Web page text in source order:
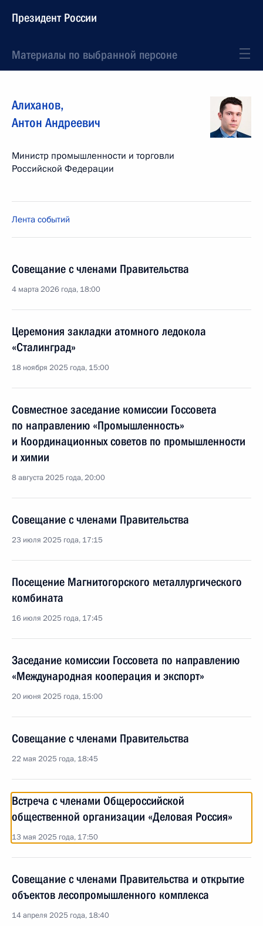
Президент России
Материалы по выбранной персоне
Алиханов,
Антон Андреевич
Министр промышленности и торговли
Российской Федерации
Лента событий
Совещание с членами Правительства
4 марта 2026 года, 18:00
Церемония закладки атомного ледокола
«Сталинград»
18 ноября 2025 года, 15:00
Совместное заседание комиссии Госсовета
по направлению «Промышленность»
и Координационных советов по промышленности
и химии
8 августа 2025 года, 20:00
Совещание с членами Правительства
23 июля 2025 года, 17:15
Посещение Магнитогорского металлургического
комбината
16 июля 2025 года, 17:45
Заседание комиссии Госсовета по направлению
«Международная кооперация и экспорт»
20 июня 2025 года, 15:00
Совещание с членами Правительства
22 мая 2025 года, 18:45
Встреча с членами Общероссийской
общественной организации «Деловая Россия»
13 мая 2025 года, 17:50
Совещание с членами Правительства и открытие
объектов лесопромышленного комплекса
14 апреля 2025 года, 18:40